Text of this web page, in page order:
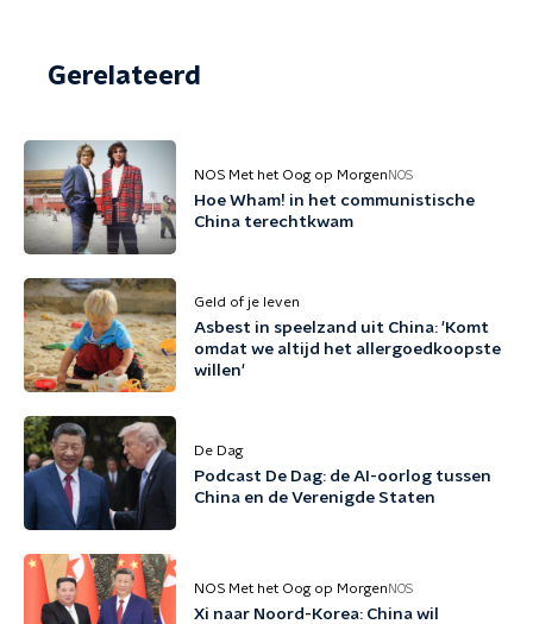
Gerelateerd
NOS Met het Oog op Morgen NOS
Hoe Wham! in het communistische
China terechtkwam
Geld of je leven
Asbest in speelzand uit China: 'Komt
omdat we altijd het allergoedkoopste
willen'
De Dag
Podcast De Dag: de AI-oorlog tussen
China en de Verenigde Staten
NOS Met het Oog op Morgen NOS
Xi naar Noord-Korea: China wil